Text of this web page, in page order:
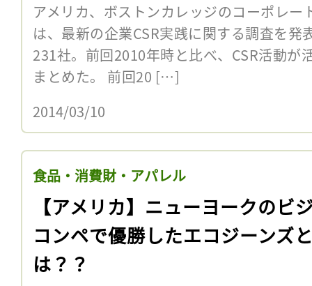
アメリカ、ボストンカレッジのコーポレー
は、最新の企業CSR実践に関する調査を発
231社。前回2010年時と比べ、CSR活動が
まとめた。 前回20 […]
2014/03/10
食品・消費財・アパレル
【アメリカ】ニューヨークのビ
コンペで優勝したエコジーンズ
は？？